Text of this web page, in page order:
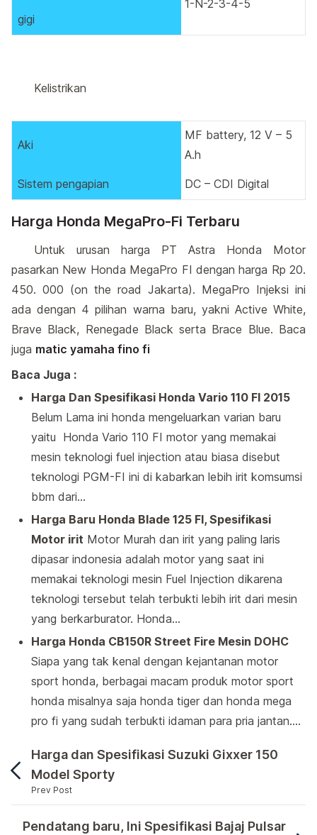
gigi
1-N-2-3-4-5
Kelistrikan
Aki
MF battery, 12 V – 5
A.h
Sistem pengapian DC – CDI Digital
Harga Honda MegaPro-Fi Terbaru
Untuk urusan harga PT Astra Honda Motor
pasarkan New Honda MegaPro FI dengan harga Rp 20.
450. 000 (on the road Jakarta). MegaPro Injeksi ini
ada dengan 4 pilihan warna baru, yakni Active White,
Brave Black, Renegade Black serta Brace Blue. Baca
juga matic yamaha fino fi
Baca Juga :
Harga Dan Spesifikasi Honda Vario 110 FI 2015
Belum Lama ini honda mengeluarkan varian baru
yaitu Honda Vario 110 FI motor yang memakai
mesin teknologi fuel injection atau biasa disebut
teknologi PGM-FI ini di kabarkan lebih irit komsumsi
bbm dari…
Harga Baru Honda Blade 125 FI, Spesifikasi
Motor irit Motor Murah dan irit yang paling laris
dipasar indonesia adalah motor yang saat ini
memakai teknologi mesin Fuel Injection dikarena
teknologi tersebut telah terbukti lebih irit dari mesin
yang berkarburator. Honda…
Harga Honda CB150R Street Fire Mesin DOHC
Siapa yang tak kenal dengan kejantanan motor
sport honda, berbagai macam produk motor sport
honda misalnya saja honda tiger dan honda mega
pro fi yang sudah terbukti idaman para pria jantan.…
Harga dan Spesifikasi Suzuki Gixxer 150
Model Sporty
Prev Post
Dengan Menghadirkan model terbaru honda
Pendatang baru, Ini Spesifikasi Bajaj Pulsar